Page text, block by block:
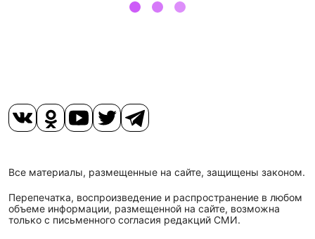
Все материалы, размещенные на сайте, защищены законом.
Перепечатка, воспроизведение и распространение в любом
объеме информации, размещенной на сайте, возможна
только с письменного согласия редакций СМИ.